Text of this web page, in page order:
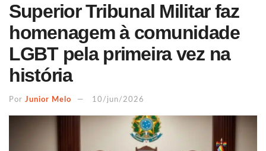
Superior Tribunal Militar faz
homenagem à comunidade
LGBT pela primeira vez na
história
Por Junior Melo 10/jun/2026